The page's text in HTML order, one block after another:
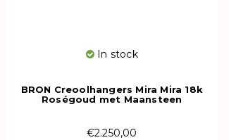
In stock
BRON Creoolhangers Mira Mira 18k
Roségoud met Maansteen
€2.250,00